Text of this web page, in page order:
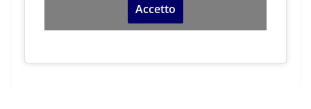
Accetto